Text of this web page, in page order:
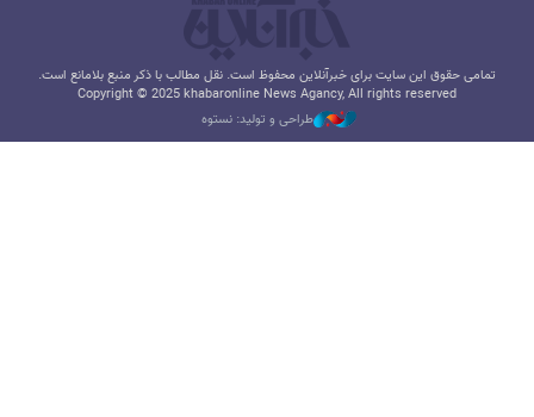
تمامی حقوق این سایت برای خبرآنلاین محفوظ است. نقل مطالب با ذکر منبع بلامانع است.
Copyright © 2025 khabaronline News Agancy, All rights reserved
طراحی و تولید: نستوه